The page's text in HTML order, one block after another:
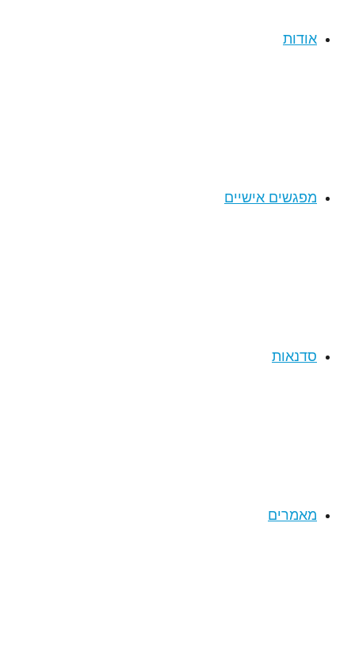
אודות
מפגשים אישיים
סדנאות
מאמרים